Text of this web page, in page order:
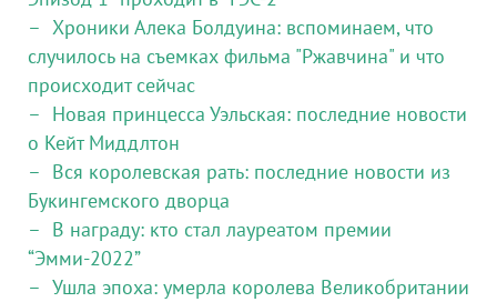
Хроники Алека Болдуина: вспоминаем, что
случилось на съемках фильма "Ржавчина" и что
происходит сейчас
Новая принцесса Уэльская: последние новости
о Кейт Миддлтон
Вся королевская рать: последние новости из
Букингемского дворца
В награду: кто стал лауреатом премии
“Эмми-2022”
Ушла эпоха: умерла королева Великобритании